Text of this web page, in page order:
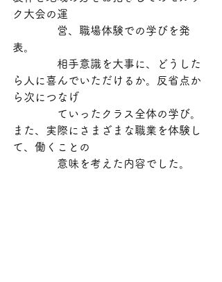
ク大会の運
営、職場体験での学びを発
表。
相手意識を大事に、どうした
ら人に喜んでいただけるか。反省点か
ら次につなげ
ていったクラス全体の学び。
また、実際にさまざまな職業を体験し
て、働くことの
意味を考えた内容でした。